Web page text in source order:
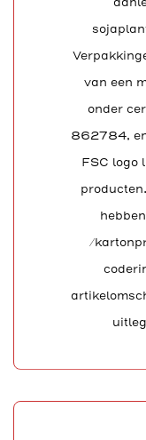
van een
onder
862784,
FSC logo
/